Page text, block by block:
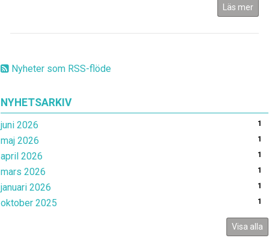
Nyheter som RSS-flöde
NYHETSARKIV
juni 2026 1
maj 2026 1
april 2026 1
mars 2026 1
januari 2026 1
oktober 2025 1
Visa alla
Läs mer